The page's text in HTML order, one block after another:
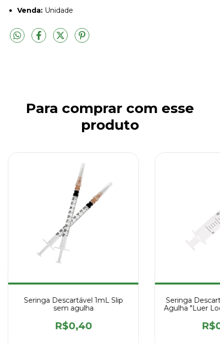
Venda: Unidade
Para comprar com esse
produto
Seringa Descartável 1mL Slip
sem agulha
R$0,40
Seringa
Agulha "Luer